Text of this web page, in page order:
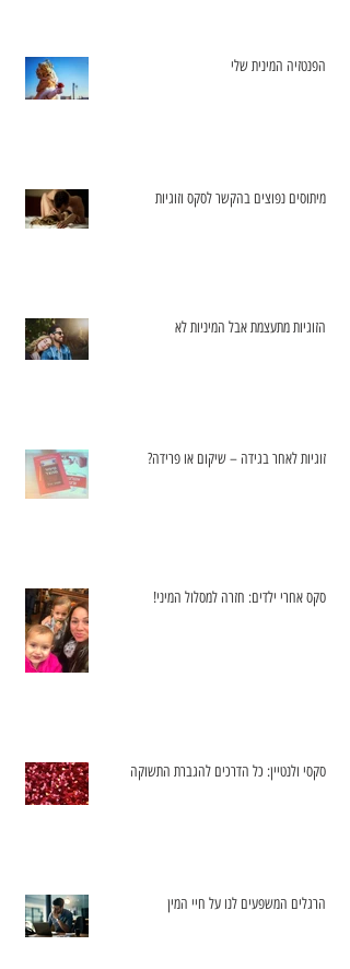
הפנטזיה המינית שלי
מיתוסים נפוצים בהקשר לסקס וזוגיות
הזוגיות מתעצמת אבל המיניות לא
זוגיות לאחר בגידה – שיקום או פרידה?
סקס אחרי ילדים: חזרה למסלול המיני!
סקסי ולנטיין: כל הדרכים להגברת התשוקה
הרגלים המשפעים לנו על חיי המין